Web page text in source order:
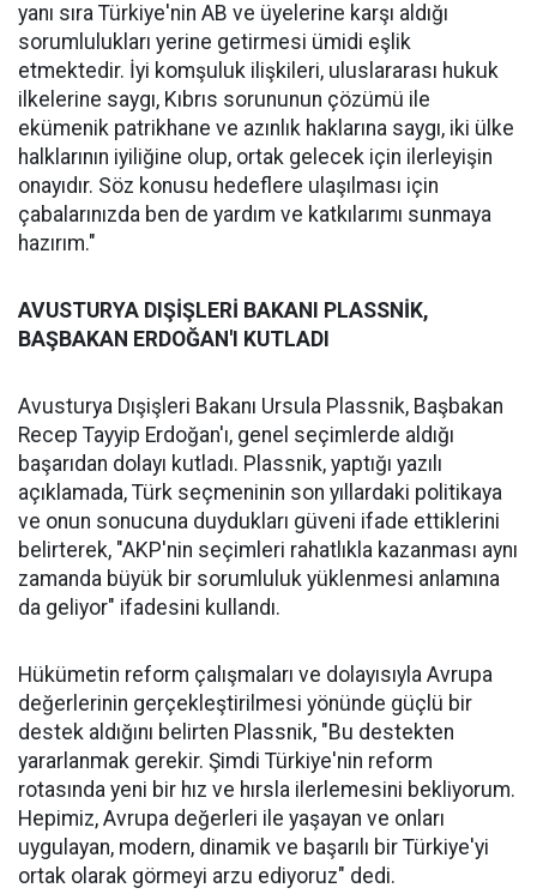
yanı sıra Türkiye'nin AB ve üyelerine karşı aldığı
sorumlulukları yerine getirmesi ümidi eşlik
etmektedir. İyi komşuluk ilişkileri, uluslararası hukuk
ilkelerine saygı, Kıbrıs sorununun çözümü ile
ekümenik patrikhane ve azınlık haklarına saygı, iki ülke
halklarının iyiliğine olup, ortak gelecek için ilerleyişin
onayıdır. Söz konusu hedeflere ulaşılması için
çabalarınızda ben de yardım ve katkılarımı sunmaya
hazırım."
AVUSTURYA DIŞİŞLERİ BAKANI PLASSNİK,
BAŞBAKAN ERDOĞAN'I KUTLADI
Avusturya Dışişleri Bakanı Ursula Plassnik, Başbakan
Recep Tayyip Erdoğan'ı, genel seçimlerde aldığı
başarıdan dolayı kutladı. Plassnik, yaptığı yazılı
açıklamada, Türk seçmeninin son yıllardaki politikaya
ve onun sonucuna duydukları güveni ifade ettiklerini
belirterek, "AKP'nin seçimleri rahatlıkla kazanması aynı
zamanda büyük bir sorumluluk yüklenmesi anlamına
da geliyor" ifadesini kullandı.
Hükümetin reform çalışmaları ve dolayısıyla Avrupa
değerlerinin gerçekleştirilmesi yönünde güçlü bir
destek aldığını belirten Plassnik, "Bu destekten
yararlanmak gerekir. Şimdi Türkiye'nin reform
rotasında yeni bir hız ve hırsla ilerlemesini bekliyorum.
Hepimiz, Avrupa değerleri ile yaşayan ve onları
uygulayan, modern, dinamik ve başarılı bir Türkiye'yi
ortak olarak görmeyi arzu ediyoruz" dedi.